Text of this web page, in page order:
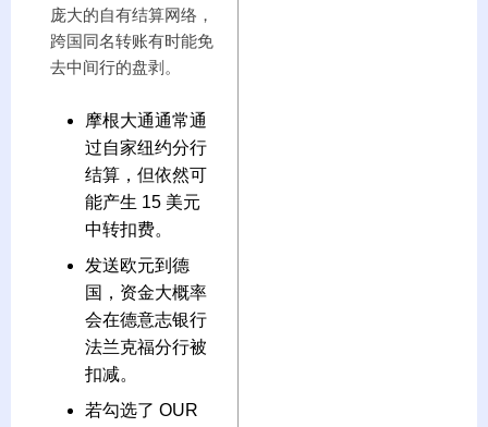
庞大的自有结算网络，
跨国同名转账有时能免
去中间行的盘剥。
摩根大通通常通
过自家纽约分行
结算，但依然可
能产生 15 美元
中转扣费。
发送欧元到德
国，资金大概率
会在德意志银行
法兰克福分行被
扣减。
若勾选了 OUR